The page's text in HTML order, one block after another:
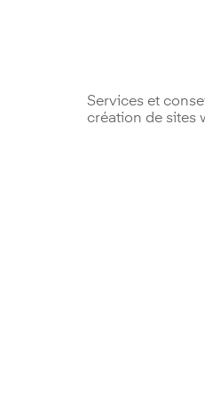
Services et
création de sites